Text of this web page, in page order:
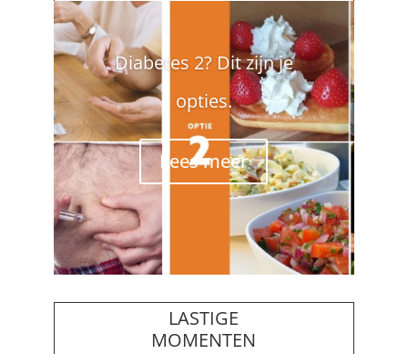
Diabetes 2? Dit zijn je
opties.
Lees meer
LASTIGE
MOMENTEN